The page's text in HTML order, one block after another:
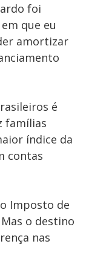
foi
que eu
amortizar
é
famílias
índice da
contas
Imposto de
o destino
nas